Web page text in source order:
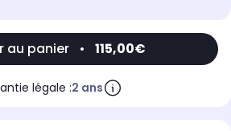
au panier • 115,00€
légale :2 ans